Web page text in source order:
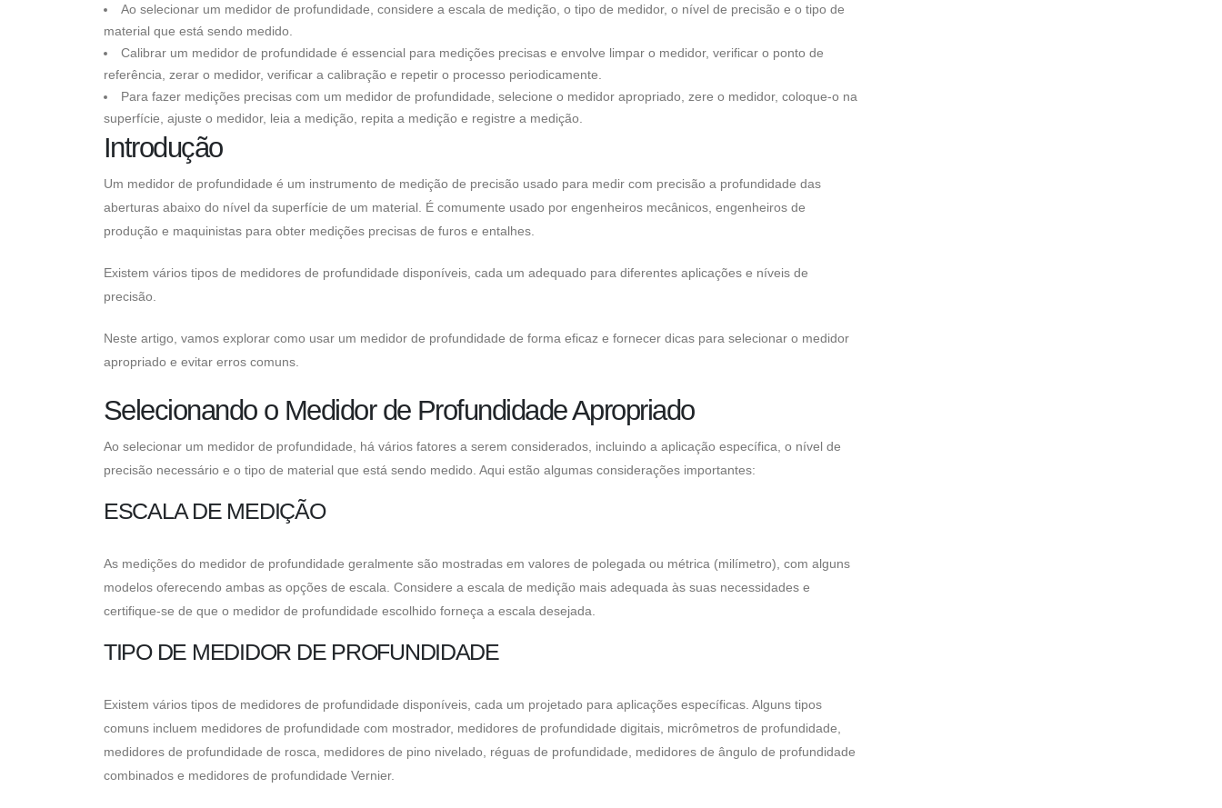
Ao selecionar um medidor de profundidade, considere a escala de medição, o tipo de medidor, o nível de precisão e o tipo de
material que está sendo medido.
Calibrar um medidor de profundidade é essencial para medições precisas e envolve limpar o medidor, verificar o ponto de
referência, zerar o medidor, verificar a calibração e repetir o processo periodicamente.
Para fazer medições precisas com um medidor de profundidade, selecione o medidor apropriado, zere o medidor, coloque-o na
superfície, ajuste o medidor, leia a medição, repita a medição e registre a medição.
Introdução
Um medidor de profundidade é um instrumento de medição de precisão usado para medir com precisão a profundidade das
aberturas abaixo do nível da superfície de um material. É comumente usado por engenheiros mecânicos, engenheiros de
produção e maquinistas para obter medições precisas de furos e entalhes.
Existem vários tipos de medidores de profundidade disponíveis, cada um adequado para diferentes aplicações e níveis de
precisão.
Neste artigo, vamos explorar como usar um medidor de profundidade de forma eficaz e fornecer dicas para selecionar o medidor
apropriado e evitar erros comuns.
Selecionando o Medidor de Profundidade Apropriado
Ao selecionar um medidor de profundidade, há vários fatores a serem considerados, incluindo a aplicação específica, o nível de
precisão necessário e o tipo de material que está sendo medido. Aqui estão algumas considerações importantes:
ESCALA DE MEDIÇÃO
As medições do medidor de profundidade geralmente são mostradas em valores de polegada ou métrica (milímetro), com alguns
modelos oferecendo ambas as opções de escala. Considere a escala de medição mais adequada às suas necessidades e
certifique-se de que o medidor de profundidade escolhido forneça a escala desejada.
TIPO DE MEDIDOR DE PROFUNDIDADE
Existem vários tipos de medidores de profundidade disponíveis, cada um projetado para aplicações específicas. Alguns tipos
comuns incluem medidores de profundidade com mostrador, medidores de profundidade digitais, micrômetros de profundidade,
medidores de profundidade de rosca, medidores de pino nivelado, réguas de profundidade, medidores de ângulo de profundidade
combinados e medidores de profundidade Vernier.